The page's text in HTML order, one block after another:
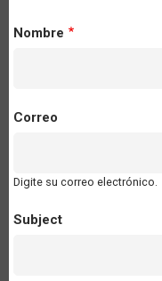
Nombre
Correo
Digite su correo electrónico.
Subject